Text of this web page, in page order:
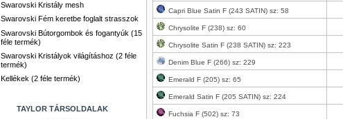
Swarovski Kristály mesh
Swarovski Fém keretbe foglalt strasszok
Swarovski Bútorgombok és fogantyúk (15
féle termék)
Swarovski Kristályok világításhoz (2 féle
termék)
Kellékek (2 féle termék)
TAYLOR TÁRSOLDALAK
Capri Blue Satin F (243 SATIN) sz: 58
Chrysolite F (238) sz: 60
Chrysolite Satin F (238 SATIN) sz: 223
Denim Blue F (266) sz: 229
Emerald F (205) sz: 65
Emerald Satin F (205 SATIN) sz: 224
Fuchsia F (502) sz: 73